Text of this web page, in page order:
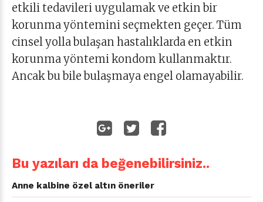
etkili tedavileri uygulamak ve etkin bir
korunma yöntemini seçmekten geçer. Tüm
cinsel yolla bulaşan hastalıklarda en etkin
korunma yöntemi kondom kullanmaktır.
Ancak bu bile bulaşmaya engel olamayabilir.
Bu yazıları da beğenebilirsiniz..
Anne kalbine özel altın öneriler